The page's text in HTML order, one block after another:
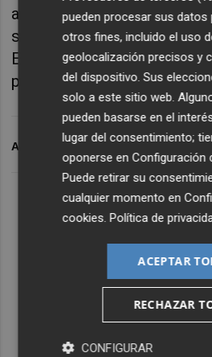
antes de viajar a Málaga
sin marcar un gol suponen
Eldense en caída libre y
partido en Málaga pidió
ARCHIVADO EN CD ELDENSE PONZ
pueden procesar sus datos
otros fines, incluido el uso
geolocalización precisos y
del dispositivo. Sus
solo a este sitio web.
pueden basarse en el
lugar del consentimiento;
oponerse enConfiguración
Puede retirar su
cualquier momento en
cookies.Política de
ACEPTAR
RECHAZAR
CONFIGURAR